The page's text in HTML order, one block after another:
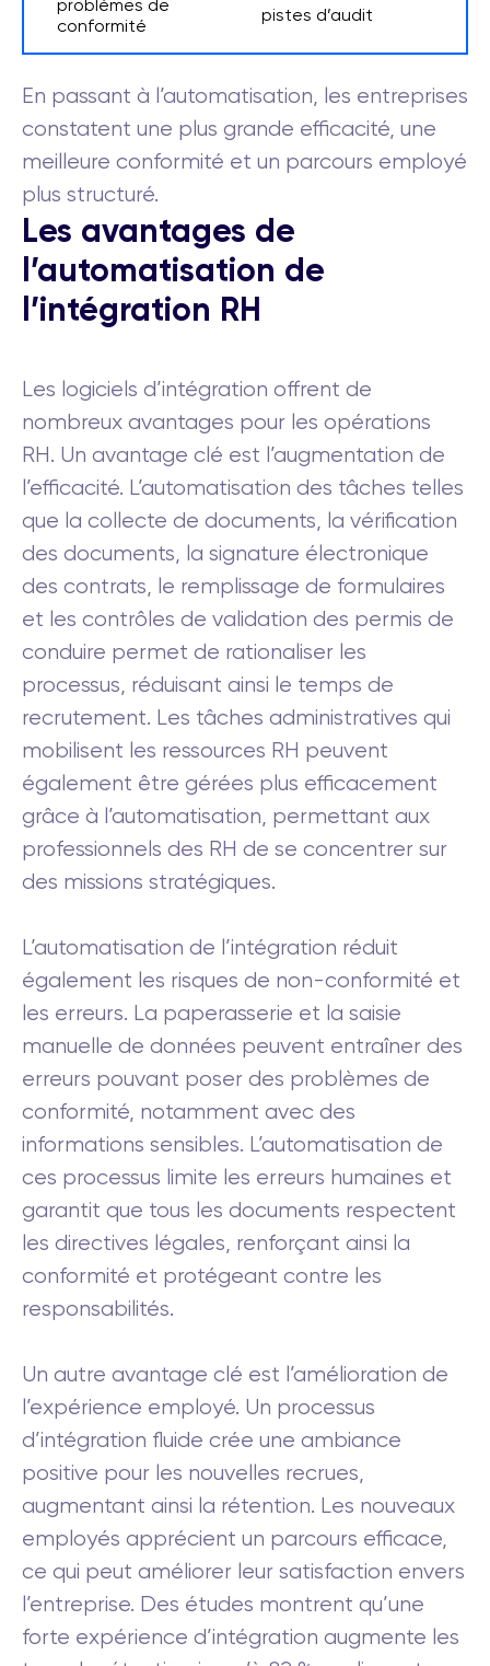
problèmes de
conformité
pistes d’audit
En passant à l’automatisation, les entreprises
constatent une plus grande efficacité, une
meilleure conformité et un parcours employé
plus structuré.
Les avantages de
l’automatisation de
l’intégration RH
Les logiciels d’intégration offrent de
nombreux avantages pour les opérations
RH. Un avantage clé est l’augmentation de
l’efficacité. L’automatisation des tâches telles
que la collecte de documents, la vérification
des documents, la signature électronique
des contrats, le remplissage de formulaires
et les contrôles de validation des permis de
conduire permet de rationaliser les
processus, réduisant ainsi le temps de
recrutement. Les tâches administratives qui
mobilisent les ressources RH peuvent
également être gérées plus efficacement
grâce à l’automatisation, permettant aux
professionnels des RH de se concentrer sur
des missions stratégiques.
L’automatisation de l’intégration réduit
également les risques de non-conformité et
les erreurs. La paperasserie et la saisie
manuelle de données peuvent entraîner des
erreurs pouvant poser des problèmes de
conformité, notamment avec des
informations sensibles. L’automatisation de
ces processus limite les erreurs humaines et
garantit que tous les documents respectent
les directives légales, renforçant ainsi la
conformité et protégeant contre les
responsabilités.
Un autre avantage clé est l’amélioration de
l’expérience employé. Un processus
d’intégration fluide crée une ambiance
positive pour les nouvelles recrues,
augmentant ainsi la rétention. Les nouveaux
employés apprécient un parcours efficace,
ce qui peut améliorer leur satisfaction envers
l’entreprise. Des études montrent qu’une
forte expérience d’intégration augmente les